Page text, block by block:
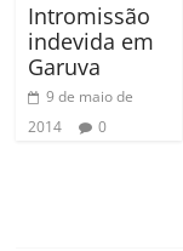
Intromissão
indevida em
Garuva
9 de maio de
2014
0